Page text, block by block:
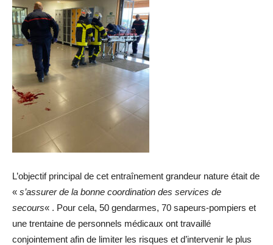
L’objectif principal de cet entraînement grandeur nature était de
« s’assurer de la bonne coordination des services de
secours« . Pour cela, 50 gendarmes, 70 sapeurs-pompiers et
une trentaine de personnels médicaux ont travaillé
conjointement afin de limiter les risques et d’intervenir le plus